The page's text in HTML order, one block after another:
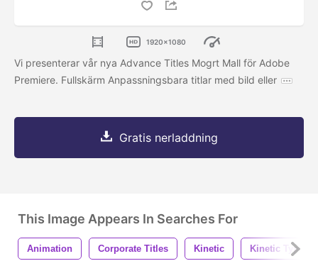
1920x1080
Vi presenterar vår nya Advance Titles Mogrt Mall för Adobe
Premiere. Fullskärm Anpassningsbara titlar med bild eller
Gratis nerladdning
This Image Appears In Searches For
Animation Corporate Titles Kinetic Kinetic Typo